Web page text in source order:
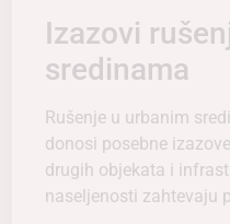
Izazovi
sredinama
Rušenje u urbanim
donosi posebne
drugih objekata i
naseljenosti zahtevaju